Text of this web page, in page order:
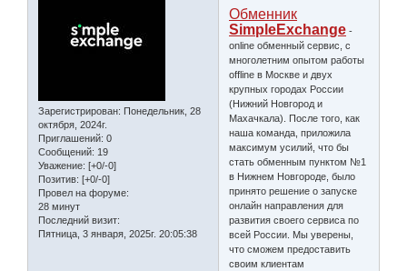
Зарегистрирован: Понедельник, 28
октября, 2024г.
Приглашений: 0
Сообщений: 19
Уважение: [+0/-0]
Позитив: [+0/-0]
Провел на форуме:
28 минут
Последний визит:
Пятница, 3 января, 2025г. 20:05:38
Обменник
SimpleExchange -
online обменный сервис, с
многолетним опытом работы
offline в Москве и двух
крупных городах России
(Нижний Новгород и
Махачкала). После того, как
наша команда, приложила
максимум усилий, что бы
стать обменным пунктом №1
в Нижнем Новгороде, было
принято решение о запуске
онлайн направления для
развития своего сервиса по
всей России. Мы уверены,
что сможем предоставить
своим клиентам